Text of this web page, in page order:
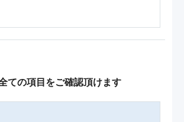
ての項目をご確認頂けます